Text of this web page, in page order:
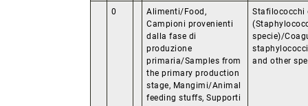
0
Alimenti/Food,
Campioni provenienti
dalla fase di
produzione
primaria/Samples from
the primary production
stage, Mangimi/Animal
feeding stuffs, Supporti
Stafilococchi
specie)/
and other